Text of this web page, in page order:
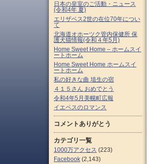
日本の皇室のご活動・ニュース
(令和4年 夏)
エリザベス2世の在位70年につい
て
北海道オホーツク管内保健所 保
護犬猫情報(令和４年5月)
Home Sweet Home – ホームスイ
ートホーム
Home Sweet Home ホームスイ
ートホーム
私の好きな曲 埴生の宿
４１５さん おめでとう
令和4年5月美幌町広報
イエペスのロマンス
コメントありがとう
カテゴリ一覧
1000万アクセス (223)
Facebook (2,143)